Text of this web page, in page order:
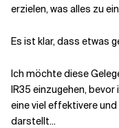
erzielen, was alles zu
Es ist klar, dass etwas
Ich möchte diese
IR35 einzugehen,
eine viel effektivere
darstellt...